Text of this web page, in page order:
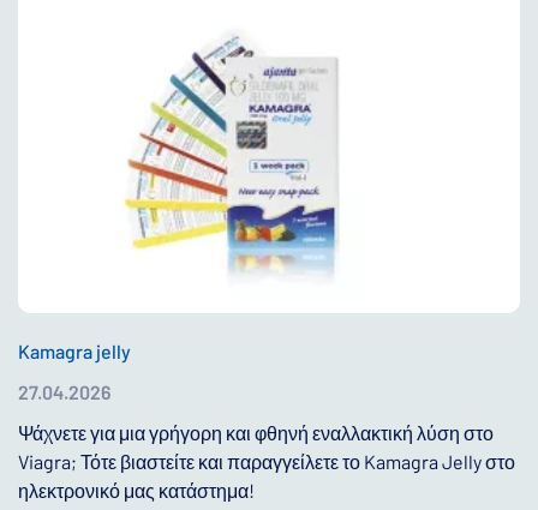
Kamagra jelly
27.04.2026
Ψάχνετε για μια γρήγορη και φθηνή εναλλακτική λύση στο
Viagra; Τότε βιαστείτε και παραγγείλετε το Kamagra Jelly στο
ηλεκτρονικό μας κατάστημα!